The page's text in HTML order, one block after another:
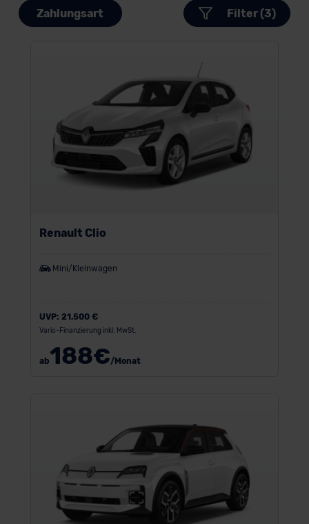
Zahlungsart Filter (3)
Renault Clio
Mini/Kleinwagen
UVP: 21.500 €
Vario-Finanzierung inkl. MwSt.
ab188€/Monat